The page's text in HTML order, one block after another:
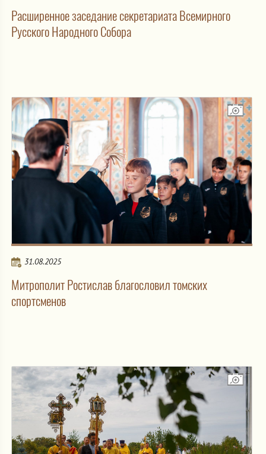
Расширенное заседание секретариата Всемирного
Русского Народного Собора
31.08.2025
Митрополит Ростислав благословил томских
спортсменов